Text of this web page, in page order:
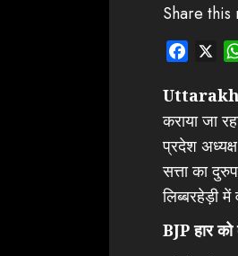
Share this
कराया जा
प्रदेश
सत्ता का
लिब्बरहेड़ी में
BJP हार